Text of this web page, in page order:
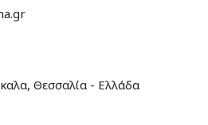
Θεσσαλία - Ελλάδα